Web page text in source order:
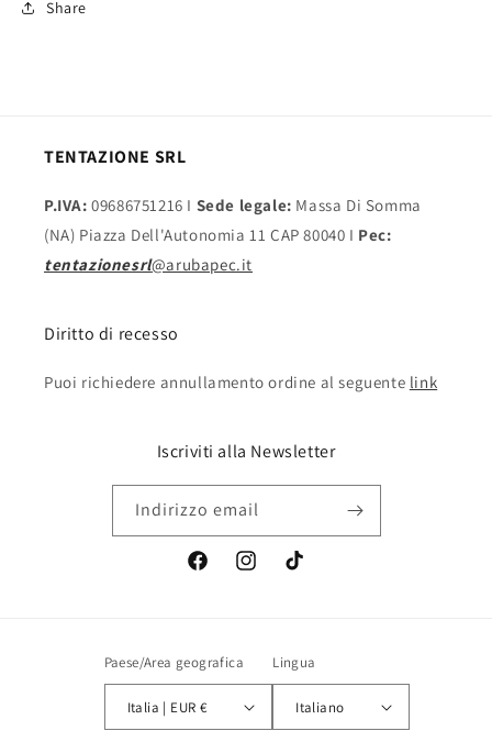
Share
TENTAZIONE SRL
P.IVA: 09686751216 I Sede legale: Massa Di Somma
(NA) Piazza Dell'Autonomia 11 CAP 80040 I Pec:
tentazionesrl@arubapec.it
Diritto di recesso
Puoi richiedere annullamento ordine al seguente link
Iscriviti alla Newsletter
Indirizzo email
FacebookInstagramTikTok
Paese/Area geografica
Italia | EUR €
Lingua
Italiano